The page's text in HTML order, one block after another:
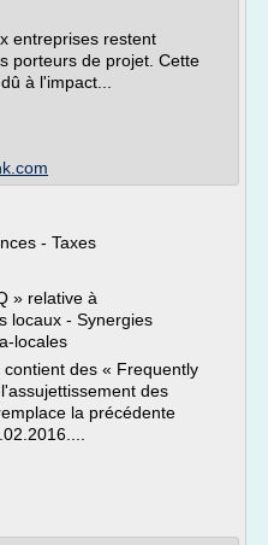
entreprises restent
porteurs de projet. Cette
à l'impact...
- Taxes
» relative à
locaux - Synergies
locales
des « Frequently
des
la précédente